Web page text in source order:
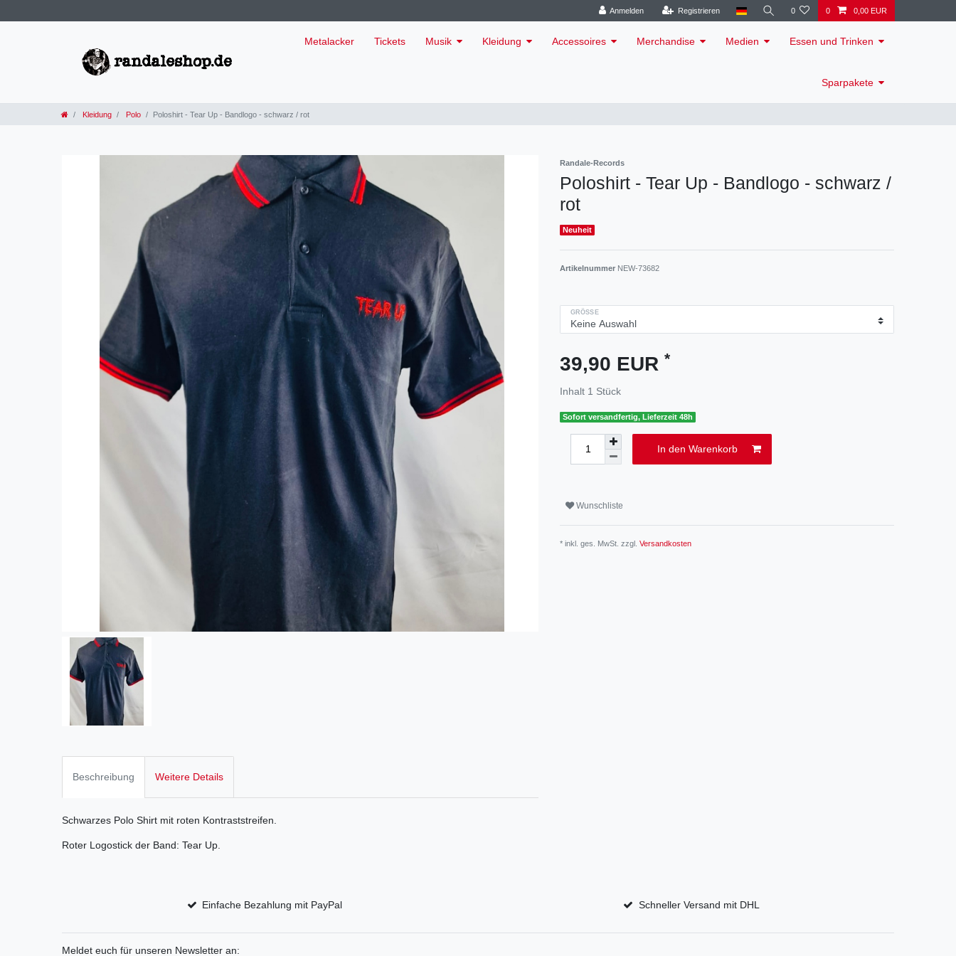
Anmelden Registrieren 0 0 0,00 EUR
Metalacker Tickets Musik Kleidung Accessoires Merchandise Medien Essen und Trinken
Sparpakete
Kleidung Polo Poloshirt - Tear Up - Bandlogo - schwarz / rot
Randale-Records
Poloshirt - Tear Up - Bandlogo - schwarz /
rot
Neuheit
Artikelnummer NEW-73682
GRÖSSE
39,90 EUR *
Inhalt 1 Stück
Sofort versandfertig, Lieferzeit 48h
In den Warenkorb
Wunschliste
* inkl. ges. MwSt. zzgl. Versandkosten
Beschreibung Weitere Details
Schwarzes Polo Shirt mit roten Kontraststreifen.
Roter Logostick der Band: Tear Up.
Einfache Bezahlung mit PayPal Schneller Versand mit DHL
Meldet euch für unseren Newsletter an: